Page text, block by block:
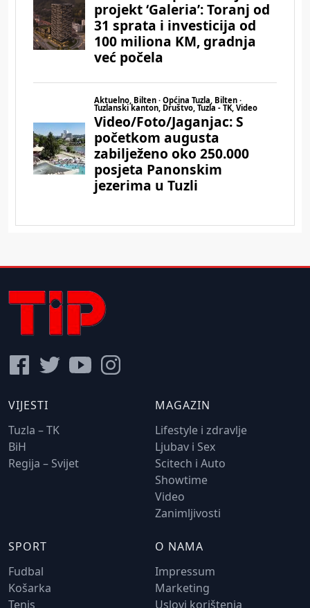
VIJESTI
Tuzla – TK
BiH
Regija – Svijet
MAGAZIN
Lifestyle i zdravlje
Ljubav i Sex
Scitech i Auto
Showtime
Video
Zanimljivosti
SPORT
Fudbal
Košarka
Tenis
O NAMA
Impressum
Marketing
Uslovi korištenja